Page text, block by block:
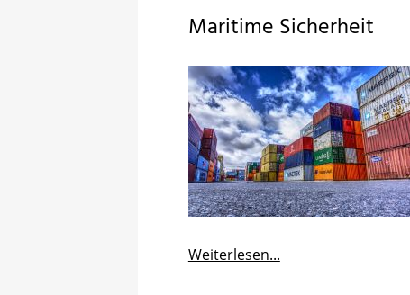
Maritime Sicherheit
Weiterlesen...